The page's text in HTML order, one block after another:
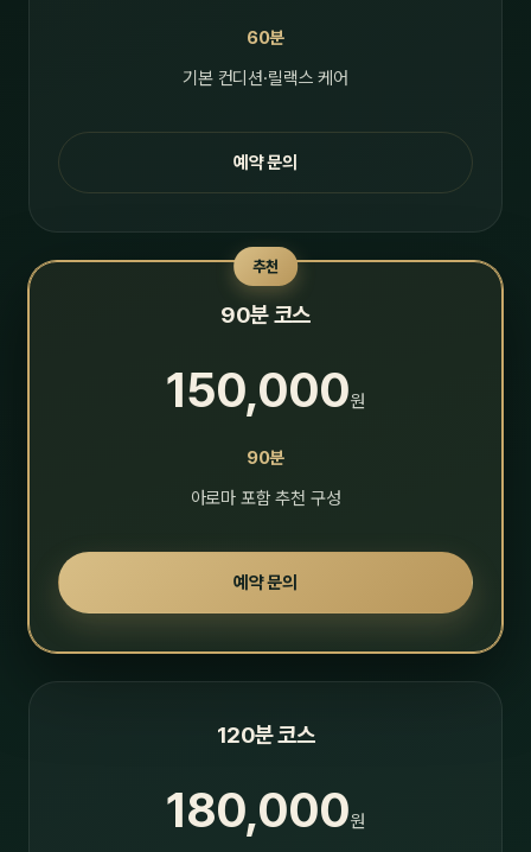
60분
기본 컨디션·릴랙스 케어
예약 문의
추천
90분 코스
150,000원
90분
아로마 포함 추천 구성
예약 문의
120분 코스
180,000원